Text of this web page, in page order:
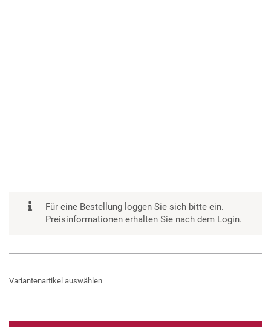
Für eine Bestellung loggen Sie sich bitte ein.
Preisinformationen erhalten Sie nach dem Login.
Variantenartikel auswählen